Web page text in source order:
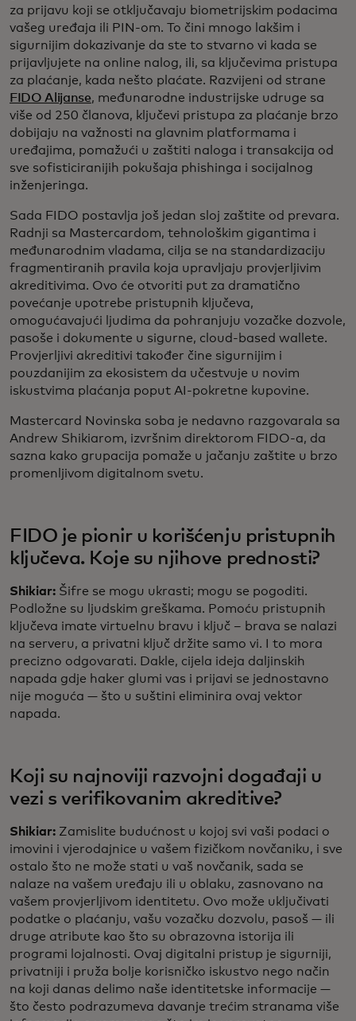
za prijavu koji se otključavaju biometrijskim podacima
vašeg uređaja ili PIN-om. To čini mnogo lakšim i
sigurnijim dokazivanje da ste to stvarno vi kada se
prijavljujete na online nalog, ili, sa ključevima pristupa
za plaćanje, kada nešto plaćate. Razvijeni od strane
FIDO Alijanse, međunarodne industrijske udruge sa
više od 250 članova, ključevi pristupa za plaćanje brzo
dobijaju na važnosti na glavnim platformama i
uređajima, pomažući u zaštiti naloga i transakcija od
sve sofisticiranijih pokušaja phishinga i socijalnog
inženjeringa.
Sada FIDO postavlja još jedan sloj zaštite od prevara.
Radnji sa Mastercardom, tehnološkim gigantima i
međunarodnim vladama, cilja se na standardizaciju
fragmentiranih pravila koja upravljaju provjerljivim
akreditivima. Ovo će otvoriti put za dramatično
povećanje upotrebe pristupnih ključeva,
omogućavajući ljudima da pohranjuju vozačke dozvole,
pasoše i dokumente u sigurne, cloud-based wallete.
Provjerljivi akreditivi također čine sigurnijim i
pouzdanijim za ekosistem da učestvuje u novim
iskustvima plaćanja poput AI-pokretne kupovine.
Mastercard Novinska soba je nedavno razgovarala sa
Andrew Shikiarom, izvršnim direktorom FIDO-a, da
sazna kako grupacija pomaže u jačanju zaštite u brzo
promenljivom digitalnom svetu.
FIDO je pionir u korišćenju pristupnih
ključeva. Koje su njihove prednosti?
Shikiar: Šifre se mogu ukrasti; mogu se pogoditi.
Podložne su ljudskim greškama. Pomoću pristupnih
ključeva imate virtuelnu bravu i ključ – brava se nalazi
na serveru, a privatni ključ držite samo vi. I to mora
precizno odgovarati. Dakle, cijela ideja daljinskih
napada gdje haker glumi vas i prijavi se jednostavno
nije moguća — što u suštini eliminira ovaj vektor
napada.
Koji su najnoviji razvojni događaji u
vezi s verifikovanim akreditive?
Shikiar: Zamislite budućnost u kojoj svi vaši podaci o
imovini i vjerodajnice u vašem fizičkom novčaniku, i sve
ostalo što ne može stati u vaš novčanik, sada se
nalaze na vašem uređaju ili u oblaku, zasnovano na
vašem provjerljivom identitetu. Ovo može uključivati
podatke o plaćanju, vašu vozačku dozvolu, pasoš — ili
druge atribute kao što su obrazovna istorija ili
programi lojalnosti. Ovaj digitalni pristup je sigurniji,
privatniji i pruža bolje korisničko iskustvo nego način
na koji danas delimo naše identitetske informacije —
što često podrazumeva davanje trećim stranama više